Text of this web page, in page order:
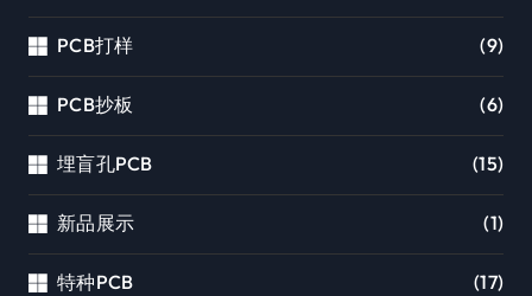
PCB打样 (9)
PCB抄板 (6)
埋盲孔PCB (15)
新品展示 (1)
特种PCB (17)